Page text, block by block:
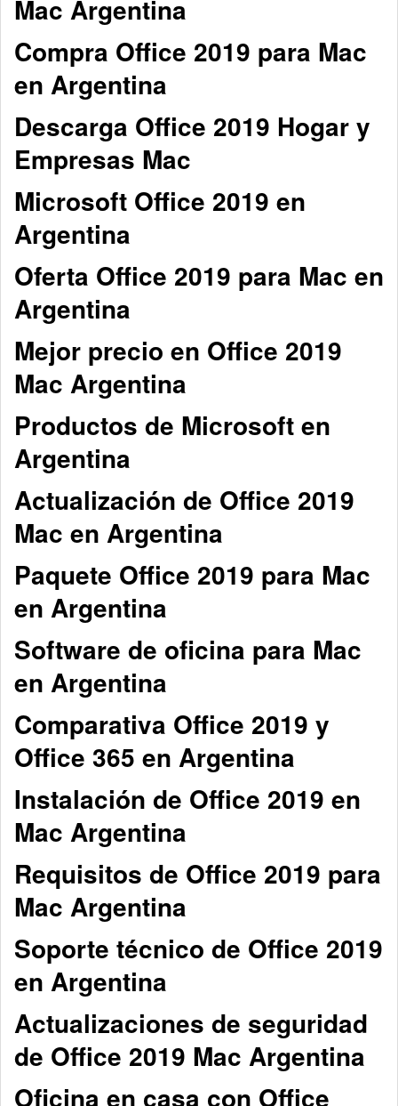
Mac Argentina
Compra Office 2019 para Mac
en Argentina
Descarga Office 2019 Hogar y
Empresas Mac
Microsoft Office 2019 en
Argentina
Oferta Office 2019 para Mac en
Argentina
Mejor precio en Office 2019
Mac Argentina
Productos de Microsoft en
Argentina
Actualización de Office 2019
Mac en Argentina
Paquete Office 2019 para Mac
en Argentina
Software de oficina para Mac
en Argentina
Comparativa Office 2019 y
Office 365 en Argentina
Instalación de Office 2019 en
Mac Argentina
Requisitos de Office 2019 para
Mac Argentina
Soporte técnico de Office 2019
en Argentina
Actualizaciones de seguridad
de Office 2019 Mac Argentina
Oficina en casa con Office